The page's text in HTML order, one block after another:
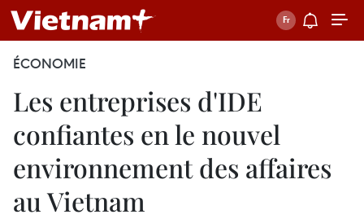
ÉCONOMIE
Les entreprises d'IDE
confiantes en le nouvel
environnement des affaires
au Vietnam